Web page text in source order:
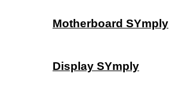
Motherboard SYmply
Display SYmply